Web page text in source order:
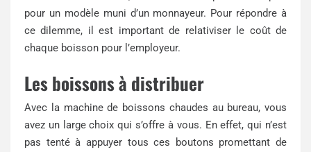
pour un modèle muni d’un monnayeur. Pour répondre à
ce dilemme, il est important de relativiser le coût de
chaque boisson pour l’employeur.
Les boissons à distribuer
Avec la machine de boissons chaudes au bureau, vous
avez un large choix qui s’offre à vous. En effet, qui n’est
pas tenté à appuyer tous ces boutons promettant de